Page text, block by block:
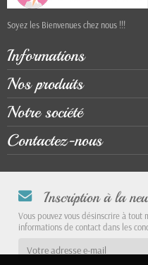
Soyez les Bienvenues chez nous !!!
Informations
Nos produits
Notre société
Contactez-nous
Inscription à la
Vous pouvez vous désinscrire à tout
informations de contact dans les